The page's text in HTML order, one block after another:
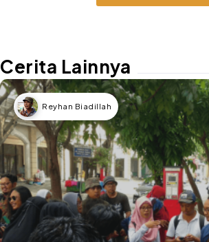
Cerita Lainnya
Reyhan Biadillah